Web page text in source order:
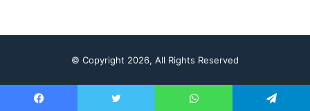
© Copyright 2026, All Rights Reserved